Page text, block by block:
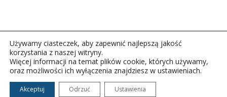
Copyright © 2026Polskie Radio Rzeszów S.A. w likwidacj.
Wszelkie prawa zastrzeżone.
Używamy ciasteczek, aby zapewnić najlepszą jakość
korzystania z naszej witryny.
Więcej informacji na temat plików cookie, których używamy,
oraz możliwości ich wyłączenia znajdziesz w ustawieniach.
Akceptuj Odrzuć Ustawienia